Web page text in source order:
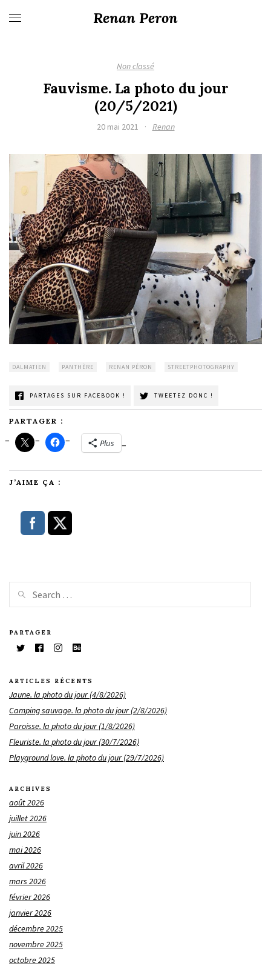
Renan Peron
Non classé
Fauvisme. La photo du jour
(20/5/2021)
20 mai 2021 · Renan
DALMATIEN PANTHÈRE RENAN PÉRON STREETPHOTOGRAPHY
PARTAGES SUR FACEBOOK ! TWEETEZ DONC !
PARTAGER :
Plus
J’AIME ÇA :
PARTAGER
ARTICLES RÉCENTS
Jaune. la photo du jour (4/8/2026)
Camping sauvage. la photo du jour (2/8/2026)
Paroisse. la photo du jour (1/8/2026)
Fleuriste. la photo du jour (30/7/2026)
Playground love. la photo du jour (29/7/2026)
ARCHIVES
août 2026
juillet 2026
juin 2026
mai 2026
avril 2026
mars 2026
février 2026
janvier 2026
décembre 2025
novembre 2025
octobre 2025